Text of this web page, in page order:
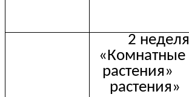
2 неделя
«Комнатные
растения»
растения»